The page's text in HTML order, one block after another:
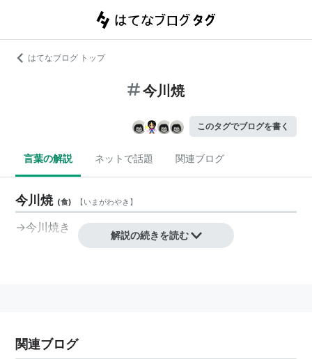
はてなブログ トップ
今川焼
このタグでブログを書く
言葉の解説 ネットで話題 関連ブログ
今川焼 (食) 【いまがわやき 】
→今川焼き
解説の続きを読む
関連ブログ